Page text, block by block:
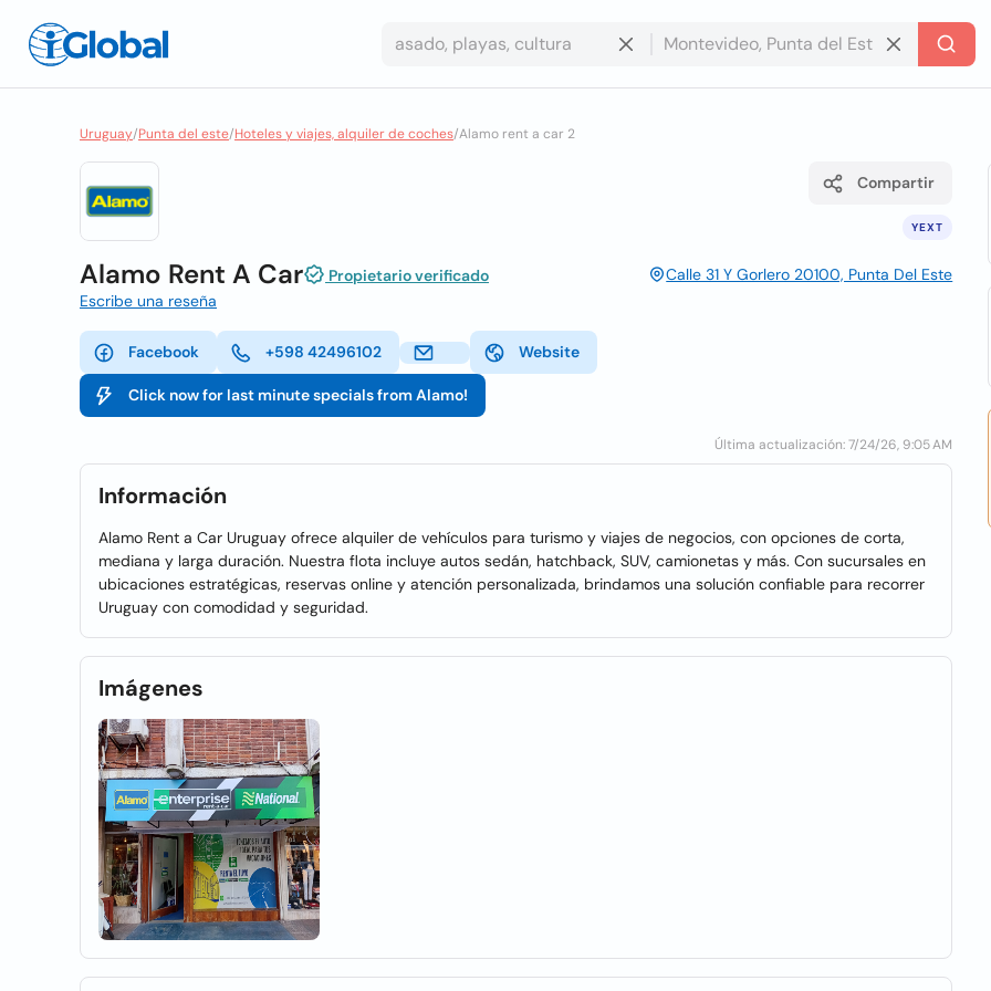
Uruguay/Punta del este/Hoteles y viajes, alquiler de coches/Alamo rent a car 2
YEXT
Compartir
Alamo Rent A Car Propietario verificado
Calle 31 Y Gorlero 20100, Punta Del Este
Escribe una reseña
Facebook +598 42496102 Website
Click now for last minute specials from Alamo!
Última actualización: 7/24/26, 9:05 AM
Información
Alamo Rent a Car Uruguay ofrece alquiler de vehículos para turismo y viajes de negocios, con opciones de corta,
mediana y larga duración. Nuestra flota incluye autos sedán, hatchback, SUV, camionetas y más. Con sucursales en
ubicaciones estratégicas, reservas online y atención personalizada, brindamos una solución confiable para recorrer
Uruguay con comodidad y seguridad.
Imágenes